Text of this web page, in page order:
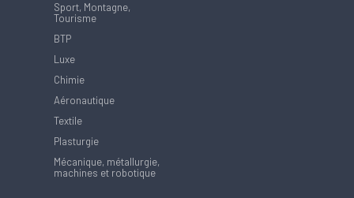
Sport, Montagne,
Tourisme
BTP
Luxe
Chimie
Aéronautique
Textile
Plasturgie
Mécanique, métallurgie,
machines et robotique